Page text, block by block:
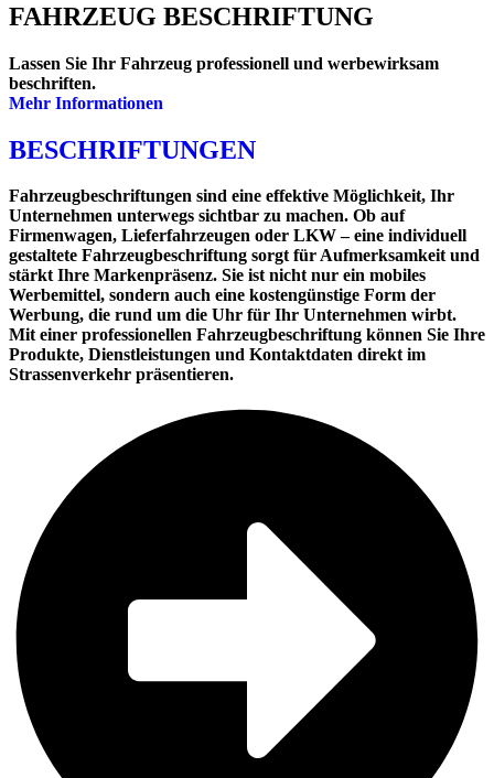
FAHRZEUG BESCHRIFTUNG
Lassen Sie Ihr Fahrzeug professionell und werbewirksam
beschriften.
Mehr Informationen
BESCHRIFTUNGEN
Fahrzeugbeschriftungen sind eine effektive Möglichkeit, Ihr
Unternehmen unterwegs sichtbar zu machen. Ob auf
Firmenwagen, Lieferfahrzeugen oder LKW – eine individuell
gestaltete Fahrzeugbeschriftung sorgt für Aufmerksamkeit und
stärkt Ihre Markenpräsenz. Sie ist nicht nur ein mobiles
Werbemittel, sondern auch eine kostengünstige Form der
Werbung, die rund um die Uhr für Ihr Unternehmen wirbt.
Mit einer professionellen Fahrzeugbeschriftung können Sie Ihre
Produkte, Dienstleistungen und Kontaktdaten direkt im
Strassenverkehr präsentieren.